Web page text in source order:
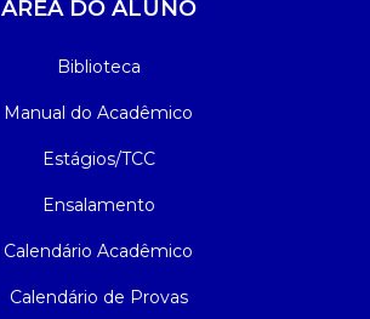
ÁREA DO ALUNO
Biblioteca
Manual do Acadêmico
Estágios/TCC
Ensalamento
Calendário Acadêmico
Calendário de Provas